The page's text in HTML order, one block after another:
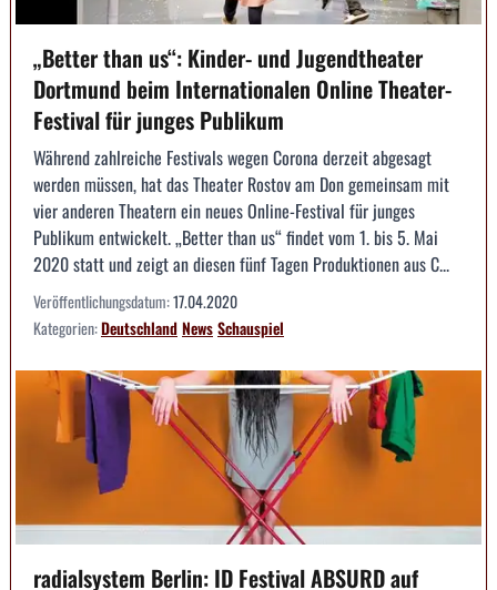
„Better than us“: Kinder- und Jugendtheater
Dortmund beim Internationalen Online Theater-
Festival für junges Publikum
Während zahlreiche Festivals wegen Corona derzeit abgesagt
werden müssen, hat das Theater Rostov am Don gemeinsam mit
vier anderen Theatern ein neues Online-Festival für junges
Publikum entwickelt. „Better than us“ findet vom 1. bis 5. Mai
2020 statt und zeigt an diesen fünf Tagen Produktionen aus C...
Veröffentlichungsdatum:17.04.2020
Kategorien:DeutschlandNewsSchauspiel
radialsystem Berlin: ID Festival ABSURD auf